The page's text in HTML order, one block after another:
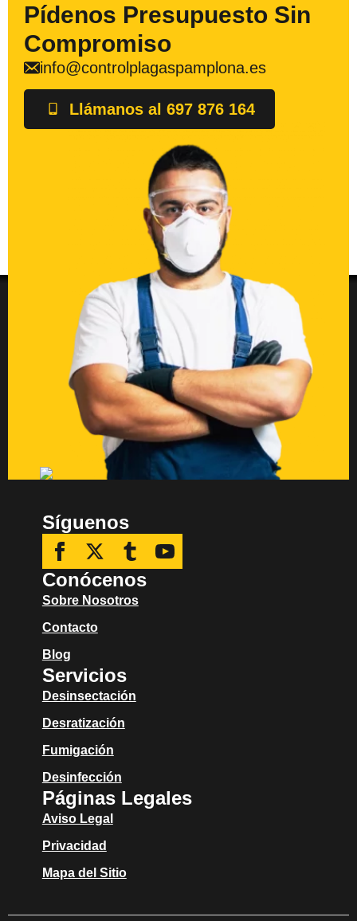
Pídenos Presupuesto Sin
Compromiso
info@controlplagaspamplona.es
Llámanos al 697 876 164
Síguenos
Conócenos
Sobre Nosotros
Contacto
Blog
Servicios
Desinsectación
Desratización
Fumigación
Desinfección
Páginas Legales
Aviso Legal
Privacidad
Mapa del Sitio